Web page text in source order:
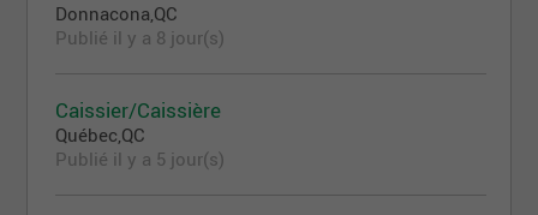
Donnacona,QC
Publié il y a 8 jour(s)
Caissier/Caissière
Québec,QC
Publié il y a 5 jour(s)